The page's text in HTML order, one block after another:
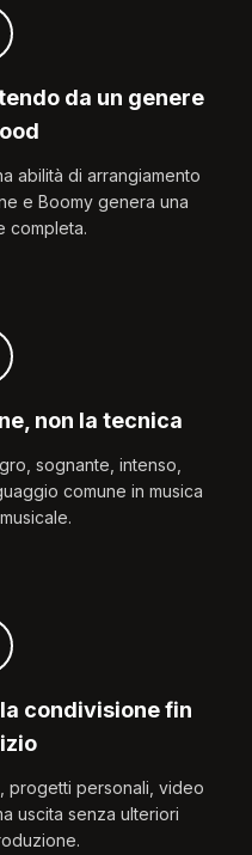
da un genere
abilità di arrangiamento
e Boomy genera una
completa.
non la tecnica
sognante, intenso,
comune in musica
condivisione fin
progetti personali, video
uscita senza ulteriori